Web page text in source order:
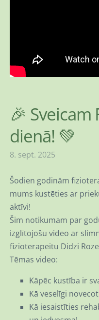
🎉
dienā! 💚
8. sept. 2025
Šodien godinām
mums kustēties ar
aktīvi!
Šim notikumam par
izglītojošu video ar
fizioterapeitu Didzi
Tēmas video:
Kāpēc kustība ir
Kā veselīgi
Kā iesaistīties